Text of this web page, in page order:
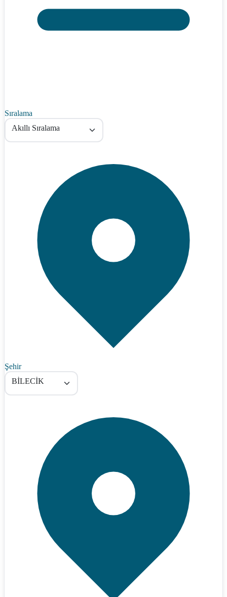
Sıralama
Akıllı Sıralama
Şehir
BİLECİK